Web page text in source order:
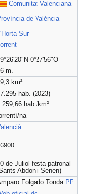
Comunitat Valenciana
de Valéncia
Sur
Torrent
0°27′56″O
m.
km²
hab. (2023)
hab./km²
na
de Juliol festa patronal
Abdon i Senen)
Folgado Tonda PP